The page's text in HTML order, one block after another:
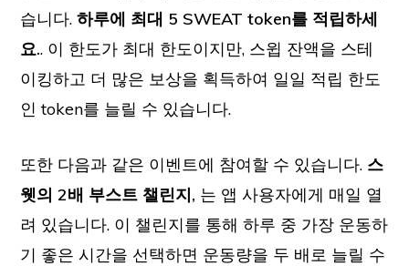
습니다.하루에 최대 5 SWEAT token를 적립하세
요.. 이 한도가 최대 한도이지만, 스윕 잔액을 스테
이킹하고 더 많은 보상을 획득하여 일일 적립 한도
인 token를 늘릴 수 있습니다.
또한 다음과 같은 이벤트에 참여할 수 있습니다. 스
웻의 2배 부스트 챌린지, 는 앱 사용자에게 매일 열
려 있습니다. 이 챌린지를 통해 하루 중 가장 운동하
기 좋은 시간을 선택하면 운동량을 두 배로 늘릴 수